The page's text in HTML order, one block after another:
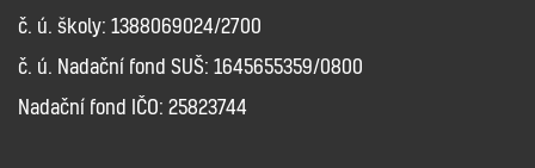
č. ú. školy: 1388069024/2700
č. ú. Nadační fond SUŠ: 1645655359/0800
Nadační fond IČO: 25823744